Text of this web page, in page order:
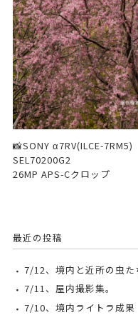
📸SONY α7RV(ILCE-7RM5)
SEL70200G2
26MP APS-Cクロップ
最近の投稿
7/12、境内と近所の虫た
7/11、屋内撮影集。
7/10、境内ライトラ成果